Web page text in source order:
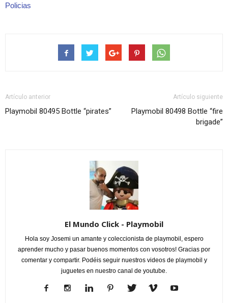
Policias
Artículo anterior
Playmobil 80495 Bottle “pirates”
Artículo siguiente
Playmobil 80498 Bottle “fire
brigade”
El Mundo Click - Playmobil
Hola soy Josemi un amante y coleccionista de playmobil, espero
aprender mucho y pasar buenos momentos con vosotros! Gracias por
comentar y compartir. Podéis seguir nuestros videos de playmobil y
juguetes en nuestro canal de youtube.